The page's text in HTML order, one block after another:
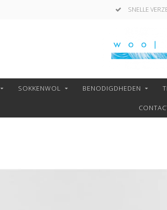
SNELLE
SOKKENWOL BENODIGDHEDEN